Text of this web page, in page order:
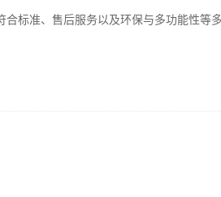
标准、售后服务以及环保与多功能性等